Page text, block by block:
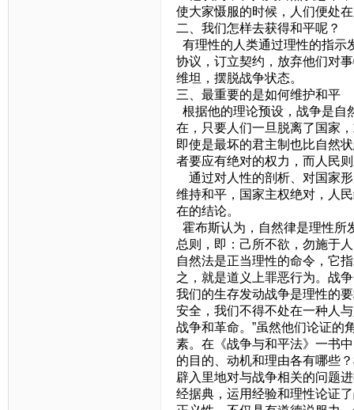
使大家慑服的时候，人们便处
二、我们怎样去获得和平呢？
有理性的人类通过理性的指示
协议，订立契约，放弃他们对
维坦，摆脱战争状态。
三、最重要的是如何维护和平
根据他的理论预设，战争是自
在，只要人们一旦脱离了国家
即使是最坏的君主制也比自然
者要应有绝对的权力，而人民
通过对人性的剖析、对国家
维持和平，国家主权绝对，人
在的结论。
霍布斯认为，自然律是理性所
总则，即：己所不欲，勿施于
自然法是正当理性的命令，它
之，就是道义上罪恶行为。战
我们的生存发动战争是理性的
安全，我们不得不处在一种人
战争和革命。”虽然他们论证的
素。在《战争与和平法》一书
的目的、动机和理由各有哪些
辟入里地对与战争相关的问题
经据典，运用经验和理性论证